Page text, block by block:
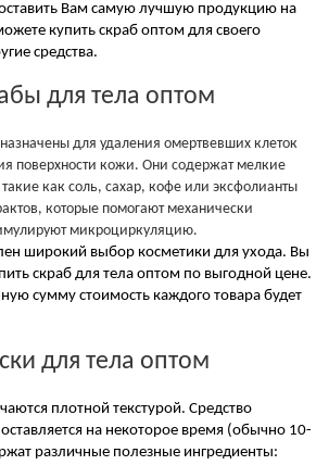
Вам самую лучшую продукцию на
купить скраб оптом для своего
средства.
для тела оптом
для удаления омертвевших клеток
поверхности кожи. Они содержат мелкие
как соль, сахар, кофе или эксфолианты
которые помогают механически
микроциркуляцию.
широкий выбор косметики для ухода. Вы
скраб для тела оптом по выгодной цене.
сумму стоимость каждого товара будет
для тела оптом
плотной текстурой. Средство
на некоторое время (обычно 10-
различные полезные ингредиенты: